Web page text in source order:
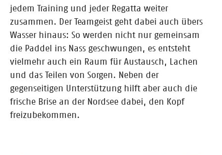
jedem Training und jeder Regatta weiter
zusammen. Der Teamgeist geht dabei auch übers
Wasser hinaus: So werden nicht nur gemeinsam
die Paddel ins Nass geschwungen, es entsteht
vielmehr auch ein Raum für Austausch, Lachen
und das Teilen von Sorgen. Neben der
gegenseitigen Unterstützung hilft aber auch die
frische Brise an der Nordsee dabei, den Kopf
freizubekommen.